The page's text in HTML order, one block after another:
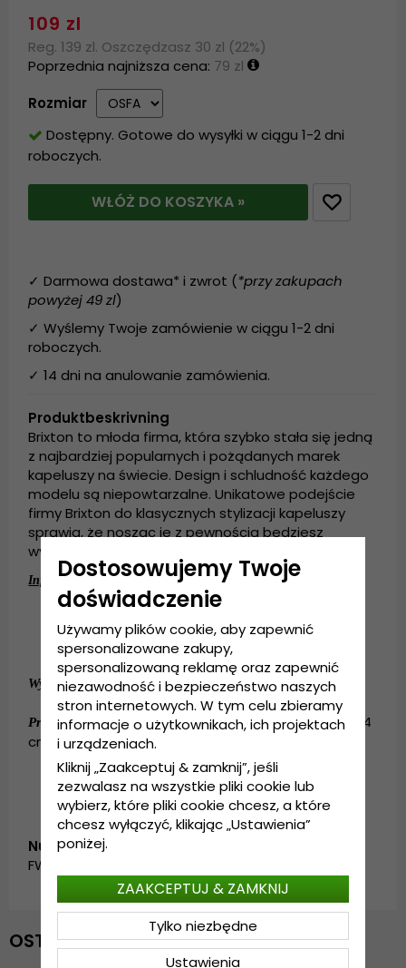
109 zl
Reg. 139 zl. Oszczędzasz 30 zl (22%)
Poprzednia najniższa cena: 79 zl
Rozmiar
Dostępny. Gotowe do wysyłki w ciągu 1-2 dni
roboczych.
WŁÓŻ DO KOSZYKA »
✓ Darmowa dostawa* i zwrot (*przy zakupach
powyżej 49 zl)
✓ Wyślemy Twoje zamówienie w ciągu 1-2 dni
roboczych.
✓ 14 dni na anulowanie zamówienia.
Produktbeskrivning
Brixton to młoda firma, która szybko stała się jedną
z najbardziej popularnych i pożądanych marek
kapeluszy na świecie. Design i schludność każdego
modelu są niepowtarzalne. Unikatowe podejście
firmy Brixton do klasycznych stylizacji kapeluszy
sprawia, że nosząc je z pewnością będziesz
wyróżniał się z tłumu!
Informacje szczegółowe:
Wykonanie: 100% akryl
Rozmiar uniwersalny
20 cm długości
Wykonanie:100% akryl .
Przewodnik po rozmiarach:Rozmiar uniwersalny 50-64
cm
Numer artykułu:
FW_10782.red
OSTATNIO OGLĄDANE
Dostosowujemy Twoje
doświadczenie
Używamy plików cookie, aby zapewnić
spersonalizowane zakupy,
spersonalizowaną reklamę oraz zapewnić
niezawodność i bezpieczeństwo naszych
stron internetowych. W tym celu zbieramy
informacje o użytkownikach, ich projektach
i urządzeniach.
Kliknij „Zaakceptuj & zamknij”, jeśli
zezwalasz na wszystkie pliki cookie lub
wybierz, które pliki cookie chcesz, a które
chcesz wyłączyć, klikając „Ustawienia”
poniżej.
Ustawienia
Tylko niezbędne
ZAAKCEPTUJ & ZAMKNIJ